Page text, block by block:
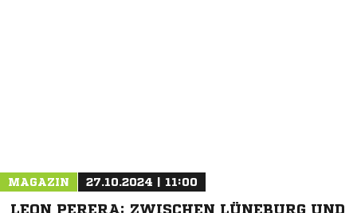
MAGAZIN 27.10.2024 | 11:00
LEON PERERA: ZWISCHEN LÜNEBURG UND